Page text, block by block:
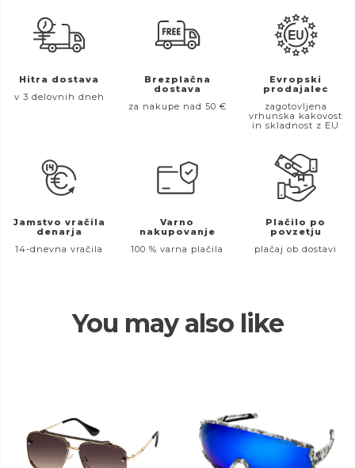
Hitra dostava
v 3 delovnih dneh
Brezplačna
dostava
za nakupe nad 50 €
Evropski
prodajalec
zagotovljena
vrhunska kakovost
in skladnost z EU
Jamstvo vračila
denarja
14-dnevna vračila
Varno
nakupovanje
100 % varna plačila
Plačilo po
povzetju
plačaj ob dostavi
You may also like